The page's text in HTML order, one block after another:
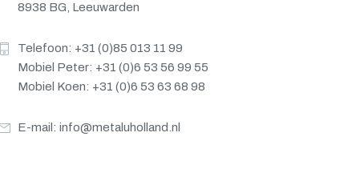
8938 BG, Leeuwarden
Telefoon: +31 (0)85 013 11 99
Mobiel Peter: +31 (0)6 53 56 99 55
Mobiel Koen: +31 (0)6 53 63 68 98
E-mail: info@metaluholland.nl